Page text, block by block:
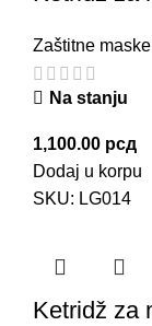
Zaštitne
Na stanju
1,100.00 рсд
Dodaj u korpu
SKU: LG014
Ketridž za